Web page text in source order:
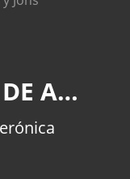
HÁGASE LA LUZ DE ANDRY JONS